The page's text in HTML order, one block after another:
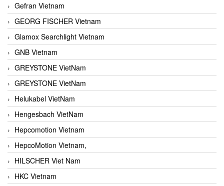
Gefran Vietnam
GEORG FISCHER Vietnam
Glamox Searchlight Vietnam
GNB Vietnam
GREYSTONE VietNam
GREYSTONE VietNam
Helukabel VietNam
Hengesbach VietNam
Hepcomotion Vietnam
HepcoMotion Vietnam,
HILSCHER Viet Nam
HKC Vietnam